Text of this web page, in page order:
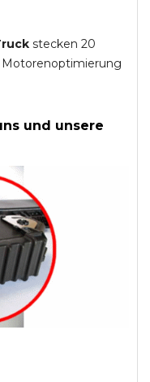
stecken 20
Motorenoptimierung
und unsere